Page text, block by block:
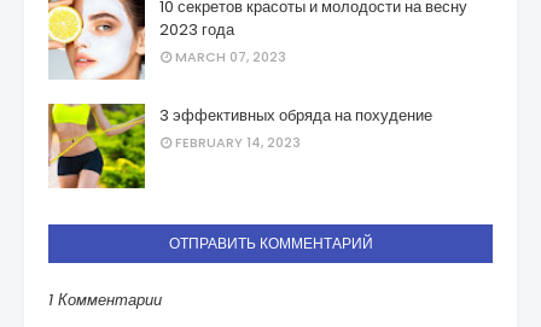
10 секретов красоты и молодости на весну
2023 года
MARCH 07, 2023
3 эффективных обряда на похудение
FEBRUARY 14, 2023
ОТПРАВИТЬ КОММЕНТАРИЙ
1 Комментарии